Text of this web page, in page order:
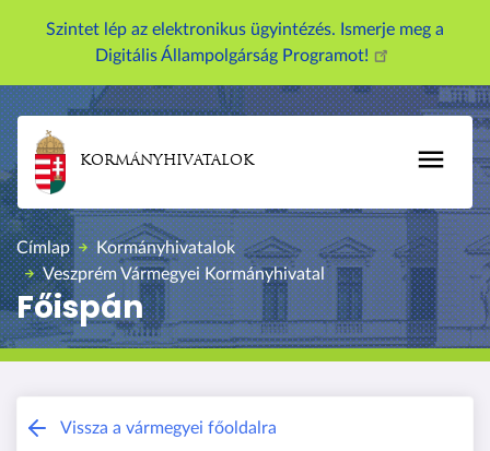
á
a
a
r
t
a
l
o
r
a
Szintet lép az elektronikus ügyintézés. Ismerje meg a
Digitális Állampolgárság Programot!
KORMÁNYHIVATALOK
Címlap
Kormányhivatalok
Veszprém Vármegyei Kormányhivatal
Főispán
Veszprém Vármegyei Kormányhivatal
Vissza a vármegyei főoldalra